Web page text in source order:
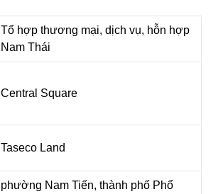
Tổ hợp thương mại, dịch vụ, hỗn hợp
Nam Thái
Central Square
Taseco Land
phường Nam Tiến, thành phố Phổ